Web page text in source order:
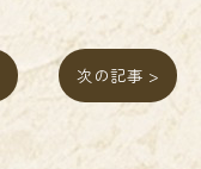
次の記事 >